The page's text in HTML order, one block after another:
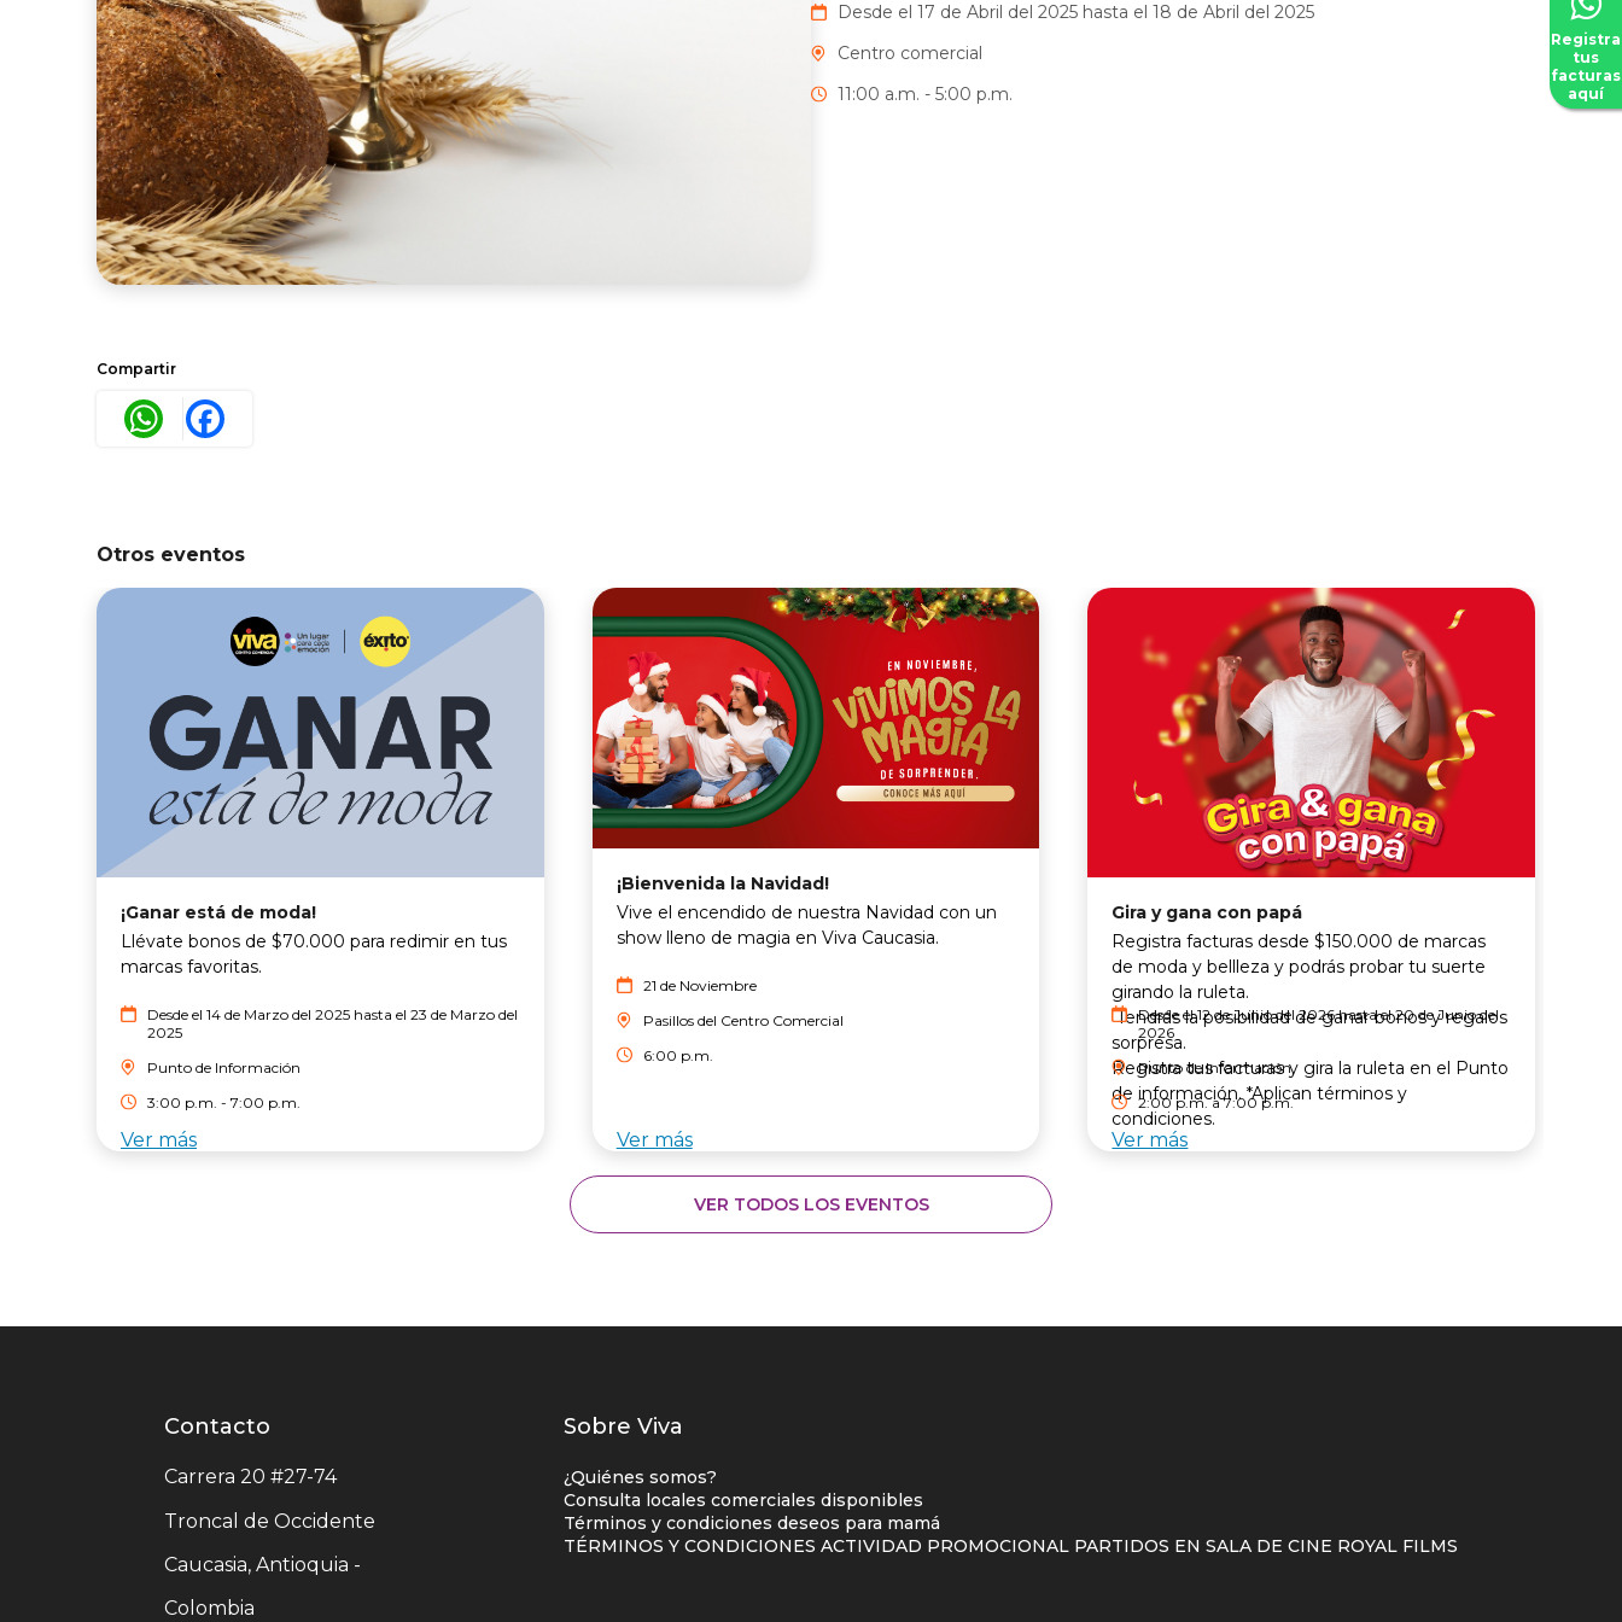
Desde el 17 de Abril del 2025 hasta el 18 de Abril del 2025
Centro comercial
11:00 a.m. - 5:00 p.m.
Compartir
WhatsApp
Otros eventos
¡Ganar está de moda!
Llévate bonos de $70.000 para redimir en tus
marcas favoritas.
Desde el 14 de Marzo del 2025 hasta el 23 de Marzo del
2025
Punto de Información
3:00 p.m. - 7:00 p.m.
Ver más
¡Bienvenida la Navidad!
Vive el encendido de nuestra Navidad con un
show lleno de magia en Viva Caucasia.
21 de Noviembre
Pasillos del Centro Comercial
6:00 p.m.
Ver más
Gira y gana con papá
Registra facturas desde $150.000 de marcas
de moda y bellleza y podrás probar tu suerte
girando la ruleta.
Tendrás la posibilidad de ganar bonos y regalos
sorpresa.
Registra tus facturas y gira la ruleta en el Punto
de información. *Aplican términos y
condiciones.
Desde el 12 de Junio del 2026 hasta el 20 de Junio del
2026
Punto de Información
2:00 p.m. a 7:00 p.m.
Ver más
VER TODOS LOS EVENTOS
Contacto
centro
Contacto
Carrera 20 #27-74
Troncal de Occidente
Caucasia, Antioquia -
Colombia
Listados
enlaces
centro
comercial
Sobre Viva
¿Quiénes somos?
Consulta locales comerciales disponibles
Términos y condiciones deseos para mamá
TÉRMINOS Y CONDICIONES ACTIVIDAD PROMOCIONAL PARTIDOS EN SALA DE CINE ROYAL FILMS
Registra
tus
facturas
aquí